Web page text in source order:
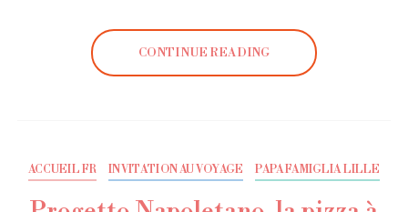
CONTINUE READING
ACCUEIL FR INVITATION AU VOYAGE PAPA FAMIGLIA LILLE